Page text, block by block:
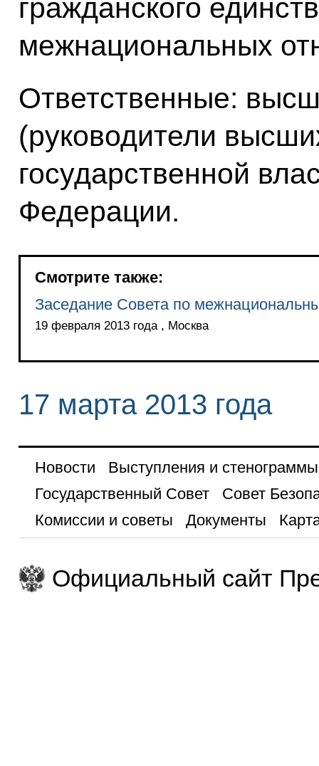
гражданского
межнациональных
Ответственные:
(руководители
государственной
Федерации.
Смотрите также:
Заседание Совета по
19 февраля 2013 года , Москва
17 марта 2013 года
Новости
Выступления и стенограммы
Государственный Совет
Совет
Комиссии и советы
Документы
Официальный сайт